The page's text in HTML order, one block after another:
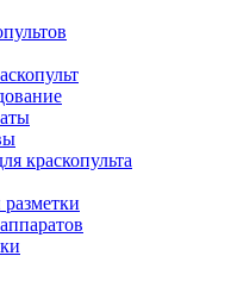
краскопульта